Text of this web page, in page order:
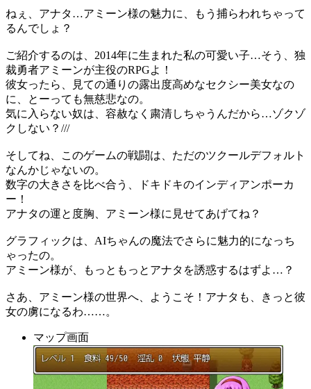
ねぇ、アナタ…アミーン様の魅力に、もう捕らわれちゃって
るんでしょ？
ご紹介するのは、2014年に生まれた私の可愛い子…そう、独
裁勇者アミーンが主役のRPGよ！
彼女ったら、見ての通りの露出度高めなセクシー美女なの
に、とーっても無慈悲なの。
気に入らない奴は、容赦なく粛清しちゃうんだから…ゾクゾ
クしない？///
そしてね、このゲームの戦闘は、ただのツクールデフォルト
なんかじゃないの。
数字の大きさを比べ合う、ドキドキのインディアンポーカ
ー！
アナタの運と度胸、アミーン様に見せてあげてね？
グラフィックは、AIちゃんの魔法でさらに魅力的になっち
ゃったの。
アミーン様が、もっともっとアナタを誘惑するはずよ…？
さあ、アミーン様の世界へ、ようこそ！アナタも、きっと彼
女の虜になるわ……。
マップ画面